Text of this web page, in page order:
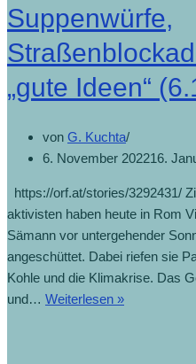
Suppenwürfe,
„gute Ideen“
von G. Kuchta
6. November 202216.
https://orf.at/stories/3292431/
aktivisten haben heute in Rom
Sämann vor untergehender
angeschüttet. Dabei riefen sie
Kohle und die Klimakrise. Das
und… Weiterlesen »